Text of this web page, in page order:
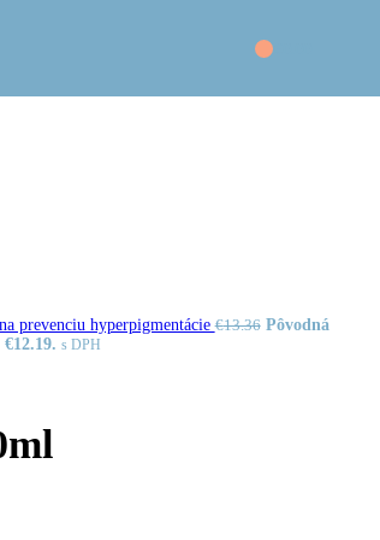
€
prevenciu hyperpigmentácie€13.36 Pôvodná
s DPH